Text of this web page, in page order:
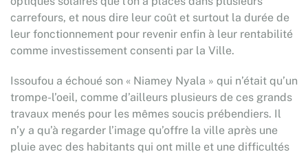
carrefours, et nous dire leur coût et surtout la durée de
leur fonctionnement pour revenir enfin à leur rentabilité
comme investissement consenti par la Ville.
Issoufou a échoué son « Niamey Nyala » qui n’était qu’un
trompe-l’oeil, comme d’ailleurs plusieurs de ces grands
travaux menés pour les mêmes soucis prébendiers. Il
n’y a qu’à regarder l’image qu’offre la ville après une
pluie avec des habitants qui ont mille et une difficultés